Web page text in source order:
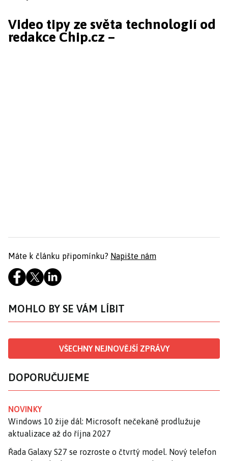
Video tipy ze světa technologií od
redakce Chip.cz –
Máte k článku připomínku? Napište nám
MOHLO BY SE VÁM LÍBIT
VŠECHNY NEJNOVĚJŠÍ ZPRÁVY
DOPORUČUJEME
NOVINKY
Windows 10 žije dál: Microsoft nečekaně prodlužuje
aktualizace až do října 2027
Řada Galaxy S27 se rozroste o čtvrtý model. Nový telefon